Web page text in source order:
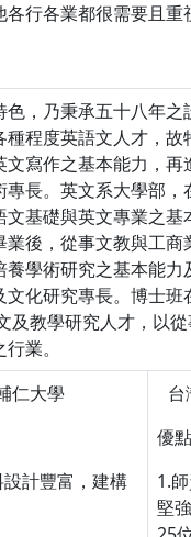
各行各業都很需要且重
色，乃秉承五十八年之
種程度英語文人才，故
文寫作之基本能力，再
專長。英文系大學部，
文基礎與英文專業之基
業後，從事文教與工商
養學術研究之基本能力
文化研究專長。博士班
及教學研究人才，以
業。
仁大學
計豐富，建構
台
優
1.
堅